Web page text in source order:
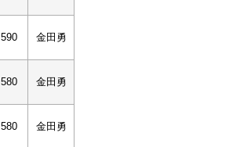
590 金田勇
580 金田勇
580 金田勇